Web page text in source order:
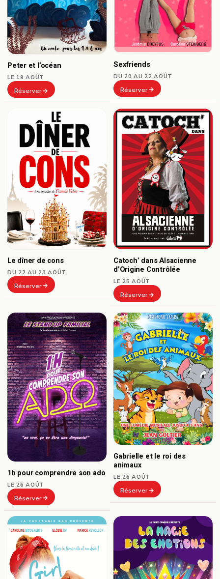
Peter et l’océan
LE 19 AOÛT
Réserver
Sexfriends
DU 20 AU 22 AOÛT
Réserver
Le dîner de cons
DU 22 AU 23 AOÛT
Réserver
Catoch’ dans Alsacienne
d’Origine Contrôlée
LE 25 AOÛT
Réserver
1h pour comprendre son ado
LE 26 AOÛT
Réserver
Gabrielle et le roi des
animaux
LE 26 AOÛT
Réserver